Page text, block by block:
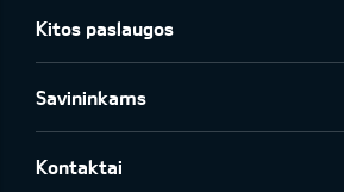
Kitos paslaugos
Savininkams
Kontaktai